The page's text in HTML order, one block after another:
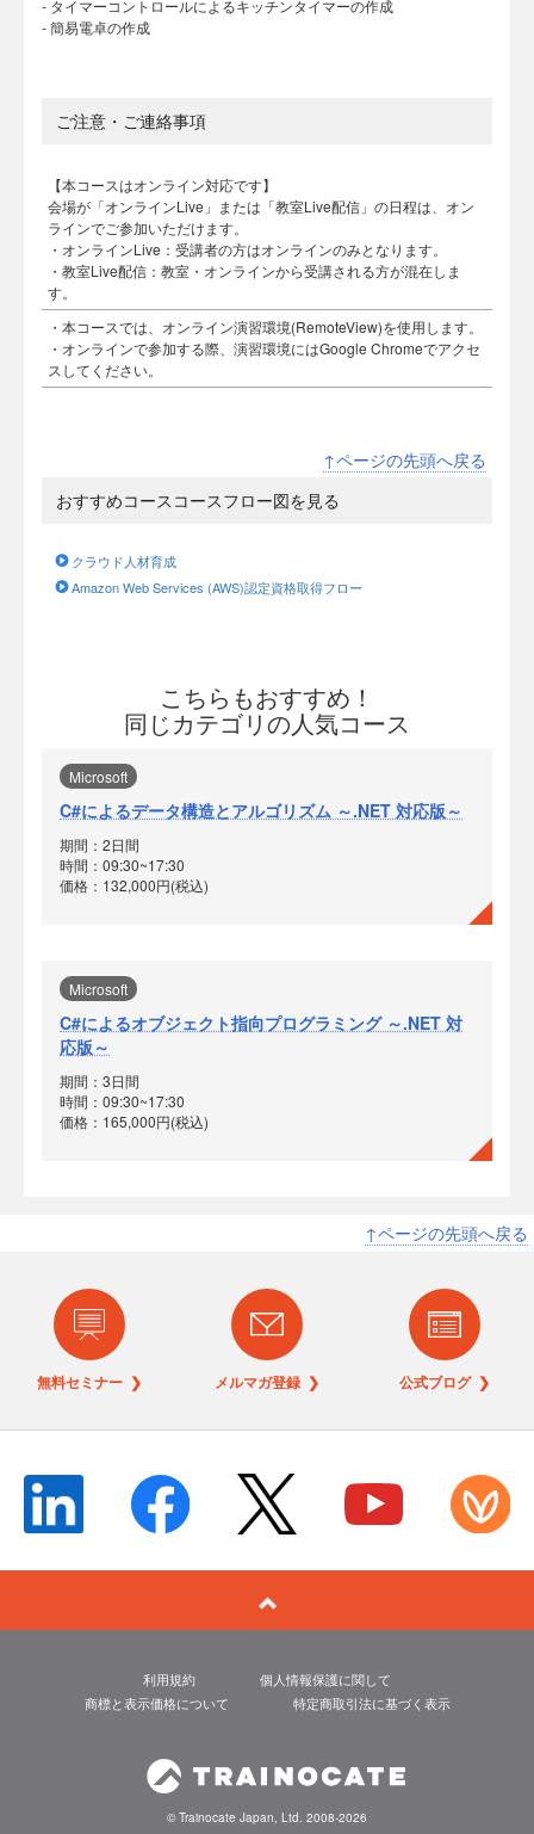
- タイマーコントロールによるキッチンタイマーの作成
- 簡易電卓の作成
ご注意・ご連絡事項
【本コースはオンライン対応です】
会場が「オンラインLive」または「教室Live配信」の日程は、オン
ラインでご参加いただけます。
・オンラインLive：受講者の方はオンラインのみとなります。
・教室Live配信：教室・オンラインから受講される方が混在しま
す。
・本コースでは、オンライン演習環境(RemoteView)を使用します。
・オンラインで参加する際、演習環境にはGoogle Chromeでアクセ
スしてください。
↑ページの先頭へ戻る
おすすめコースコースフロー図を見る
クラウド人材育成
Amazon Web Services (AWS)認定資格取得フロー
こちらもおすすめ！
同じカテゴリの人気コース
Microsoft
C#によるデータ構造とアルゴリズム ～.NET 対応版～
期間：2日間
時間：09:30~17:30
価格：132,000円(税込)
Microsoft
C#によるオブジェクト指向プログラミング ～.NET 対
応版～
期間：3日間
時間：09:30~17:30
価格：165,000円(税込)
↑ページの先頭へ戻る
無料セミナー ❯ メルマガ登録 ❯ 公式ブログ ❯
利用規約
個人情報保護に関して
商標と表示価格について
特定商取引法に基づく表示
© Trainocate Japan, Ltd. 2008-2026